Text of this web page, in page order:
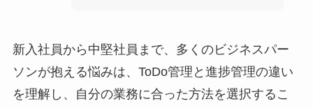
新入社員から中堅社員まで、多くのビジネスパー
ソンが抱える悩みは、ToDo管理と進捗管理の違い
を理解し、自分の業務に合った方法を選択するこ